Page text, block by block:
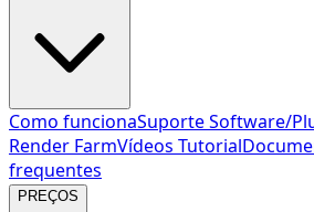
Como funcionaSuporte Software/
Render FarmVídeos Tutorial
frequentes
PREÇOS